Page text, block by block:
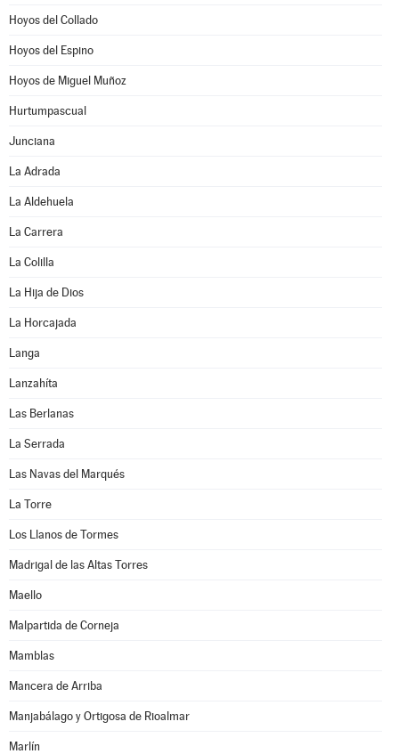
Hoyos del Collado
Hoyos del Espino
Hoyos de Miguel Muñoz
Hurtumpascual
Junciana
La Adrada
La Aldehuela
La Carrera
La Colilla
La Hija de Dios
La Horcajada
Langa
Lanzahíta
Las Berlanas
La Serrada
Las Navas del Marqués
La Torre
Los Llanos de Tormes
Madrigal de las Altas Torres
Maello
Malpartida de Corneja
Mamblas
Mancera de Arriba
Manjabálago y Ortigosa de Rioalmar
Marlín